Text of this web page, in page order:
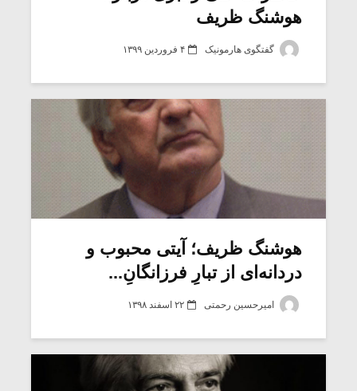
هوشنگ ظریف
گفتگوی هارمونیک ۴ فروردین ۱۳۹۹
هوشنگ ظریف؛ آیتی محبوب و
دردانه‌ای از تبارِ فرزانگانِ...
امیرحسین رحمتی ۲۲ اسفند ۱۳۹۸
یادداشتی بر موسیقی
شیش و نیم»
اگر نمی توانی
مشهورترین باشی،
بدنام ترین باش